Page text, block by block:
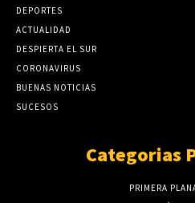
DEPORTES
ACTUALIDAD
DESPIERTA EL SUR
CORONAVIRUS
BUENAS NOTICIAS
SUCESOS
Categorias
PRIMERA